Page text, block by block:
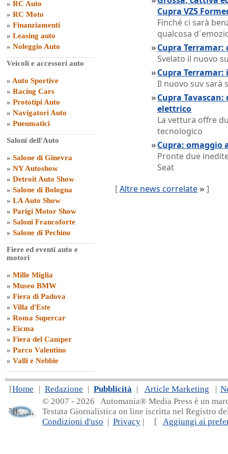
» RC Auto
» RC Moto
» Finanziamenti
» Leasing auto
» Noleggio Auto
Veicoli e accessori auto
» Auto Sportive
» Racing Cars
» Prototipi Auto
» Navigatori Auto
» Pneumatici
Saloni dell'Auto
» Salone di Ginevra
» NY Autoshow
» Detroit Auto Show
» Salone di Bologna
» LA Auto Show
» Parigi Motor Show
» Saloni Francoforte
» Salone di Pechino
Fiere ed eventi auto e
motori
» Mille Miglia
» Museo BMW
» Fiera di Padova
» Villa d'Este
» Roma Supercar
» Eicma
» Fiera del Camper
» Parco Valentino
» Valli e Nebbie
Cupra VZ5
Finché ci sarà
qualcosa
»Cupra
Svelato il nuovo
»Cupra
Il nuovo suv sarà
»Cupra
elettrico
La vettura offre
tecnologico
»Cupra: omaggio
Pronte due
Seat
[Altre news correlate » ]
[Home | Redazione | Pubblicità | Article Marketing |
© 2007 - 2026 Automania® Media Press è un
Testata Giornalistica on line iscritta nel Registro
Condizioni d'uso | Privacy | [ Aggiungi ai